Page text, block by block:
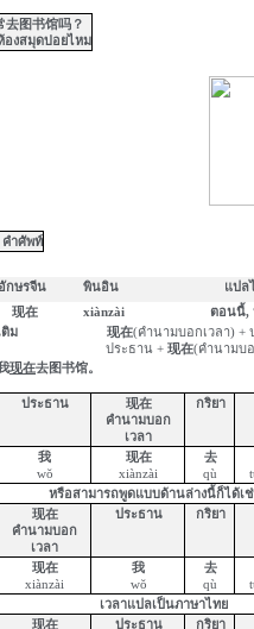
去图书馆吗？
องสมุดบ่อยไหม
คำศัพท์
อักษรจีน พินอิน
แปล
现在 xiànzài ตอนนี้,
ติม 现在(คำนามบอกเวลา) +
ประธาน + 现在(คำนามบ
现在去图书馆。
ประธาน
现在
คำนามบอก
เวลา
กริยา
我
wŏ
现在
xiànzài
去
qù
หรือสามารถพูดแบบด้านล่างนี้ก็ได้เ
现在
คำนามบอก
เวลา
ประธาน กริยา
现在
xiànzài
我
wŏ
去
qù
เวลาแปลเป็นภาษาไทย
现在
ประธาน กริยา